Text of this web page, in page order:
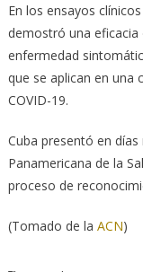
En los ensayos
demostró una
enfermedad
que se aplican en una
COVID-19.
Cuba presentó en
Panamericana de la
proceso de
(Tomado de la ACN)